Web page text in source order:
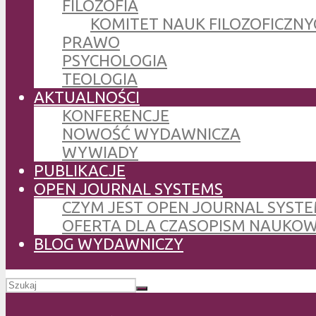
FILOZOFIA
KOMITET NAUK
PRAWO
PSYCHOLOGIA
TEOLOGIA
AKTUALNOŚCI
KONFERENCJE
NOWOŚĆ WYDAWNICZA
WYWIADY
PUBLIKACJE
OPEN JOURNAL SYSTEMS
CZYM JEST OPEN JOURNAL
OFERTA DLA CZASOPISM
BLOG WYDAWNICZY